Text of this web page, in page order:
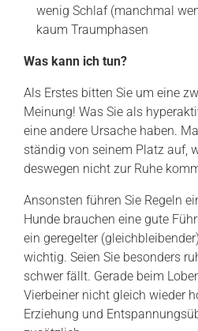
wenig Schlaf (manchmal
kaum Traumphasen
Was kann ich tun?
Als Erstes bitten Sie um eine
Meinung! Was Sie als
eine andere Ursache haben.
ständig von seinem Platz auf,
deswegen nicht zur Ruhe
Ansonsten führen Sie Regeln
Hunde brauchen eine gute
ein geregelter
wichtig. Seien Sie besonders
schwer fällt. Gerade beim
Vierbeiner nicht gleich wieder
Erziehung und